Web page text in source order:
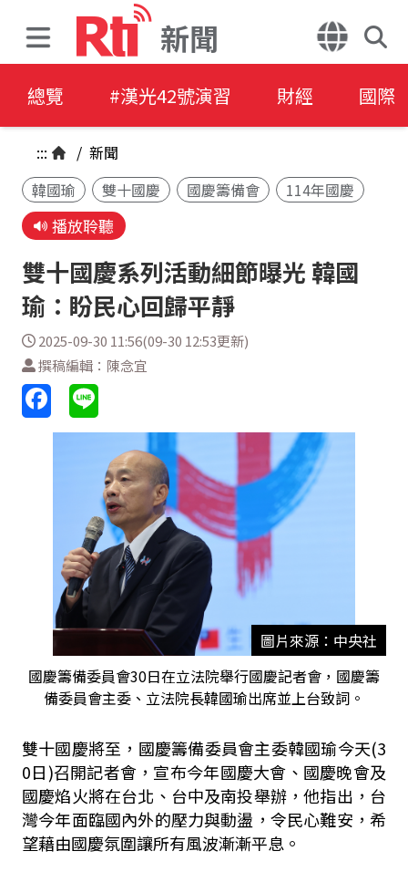
新聞
總覽 #漢光42號演習 財經 國際
::: / 新聞
韓國瑜
雙十國慶 國慶籌備會 114年國慶
播放聆聽
雙十國慶系列活動細節曝光 韓國
瑜：盼民心回歸平靜
2025-09-30 11:56(09-30 12:53更新)
撰稿編輯：陳念宜
圖片來源：中央社
國慶籌備委員會30日在立法院舉行國慶記者會，國慶籌
備委員會主委、立法院長韓國瑜出席並上台致詞。
雙十國慶將至，國慶籌備委員會主委韓國瑜今天(3
0日)召開記者會，宣布今年國慶大會、國慶晚會及
國慶焰火將在台北、台中及南投舉辦，他指出，台
灣今年面臨國內外的壓力與動盪，令民心難安，希
望藉由國慶氛圍讓所有風波漸漸平息。